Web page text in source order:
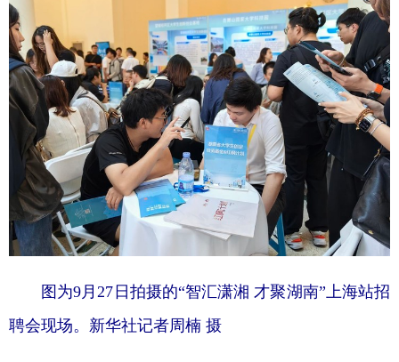
图为9月27日拍摄的“智汇潇湘 才聚湖南”上海站招
聘会现场。新华社记者周楠 摄